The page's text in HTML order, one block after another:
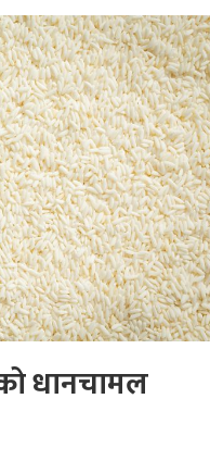
धानचामल